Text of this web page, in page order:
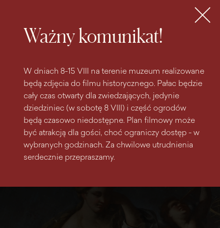
Ważny komunikat!
W dniach 8-15 VIII na terenie muzeum realizowane
będą zdjęcia do filmu historycznego. Pałac będzie
cały czas otwarty dla zwiedzających, jedynie
dziedziniec (w sobotę 8 VIII) i część ogrodów
będą czasowo niedostępne. Plan filmowy może
być atrakcją dla gości, choć ograniczy dostęp - w
wybranych godzinach. Za chwilowe utrudnienia
serdecznie przepraszamy.
MENU